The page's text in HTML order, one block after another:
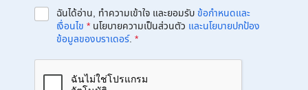
ฉันได้อ่าน, ทำความเข้าใจ และยอมรับข้อกำหนดและ
เงื่อนไข * นโยบายความเป็นส่วนตัว และนโยบายปกป้อง
ข้อมูลของบราเดอร์. *